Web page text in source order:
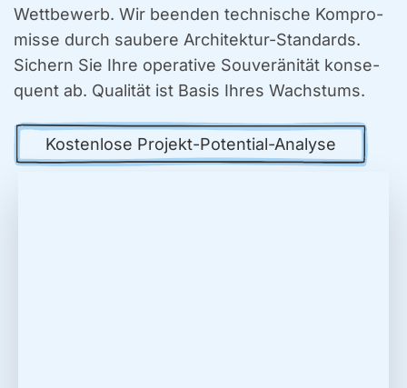
Wett­be­werb. Wir been­den tech­ni­sche Kom­pro­
mis­se durch sau­be­re Archi­tek­tur-Stan­dards.
Sichern Sie Ihre ope­ra­ti­ve Sou­ve­rä­ni­tät kon­se­
quent ab. Qua­li­tät ist Basis Ihres Wachs­tums.
Kos­ten­lo­se Pro­jekt-Poten­ti­al-Ana­ly­se